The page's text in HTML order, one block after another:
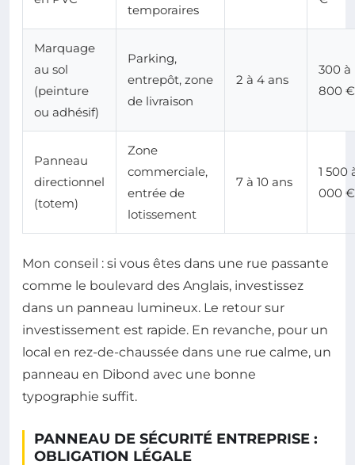
temporaires
Marquage
au sol
(peinture
ou adhésif)
Parking,
entrepôt, zone
de livraison
2 à 4 ans
300 à
800 €
Panneau
directionnel
(totem)
Zone
commerciale,
entrée de
lotissement
7 à 10 ans
1 500
000 €
Mon conseil : si vous êtes dans une rue passante
comme le boulevard des Anglais, investissez
dans un panneau lumineux. Le retour sur
investissement est rapide. En revanche, pour un
local en rez-de-chaussée dans une rue calme, un
panneau en Dibond avec une bonne
typographie suffit.
PANNEAU DE SÉCURITÉ ENTREPRISE :
OBLIGATION LÉGALE